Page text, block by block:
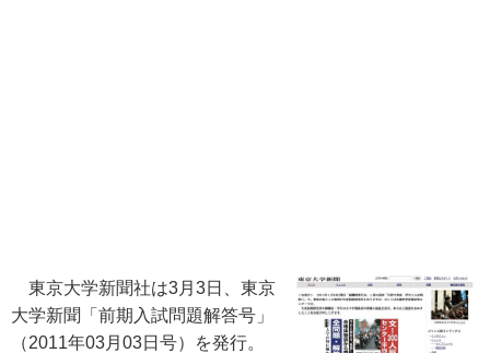
東京大学新聞社は3月3日、東京
大学新聞「前期入試問題解答号」
（2011年03月03日号）を発行。